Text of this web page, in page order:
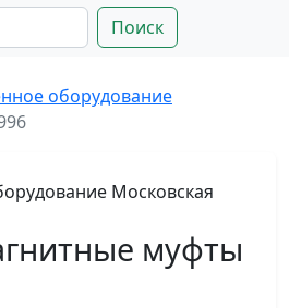
Поиск
оборудование
Московская
муфты